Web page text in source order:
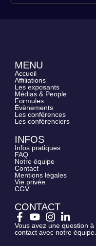
MENU
Accueil
Affiliations
Les exposants
Médias & People
Formules
Évènements
Les conférences
Les conférenciers
INFOS
Infos pratiques
FAQ
Notre équipe
Contact
Mentions légales
Vie privée
CGV
CONTACT
Vous avez une question
contact avec notre équipe.